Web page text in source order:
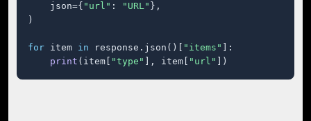
    json={
"url" : "URL" },
)
for item in response.json()[ "items"
]:
print (item[ "type" ], item[ "url" ])